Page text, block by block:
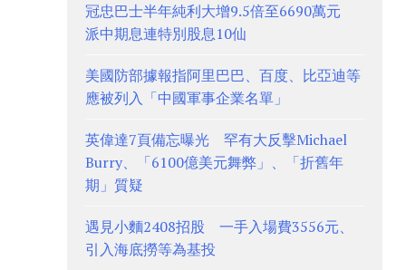
冠忠巴士半年純利大增9.5倍至6690萬元
派中期息連特別股息10仙
美國防部據報指阿里巴巴、百度、比亞迪等
應被列入「中國軍事企業名單」
英偉達7頁備忘曝光 罕有大反擊Michael
Burry、「6100億美元舞弊」、「折舊年
期」質疑
遇見小麵2408招股 一手入場費3556元、
引入海底撈等為基投